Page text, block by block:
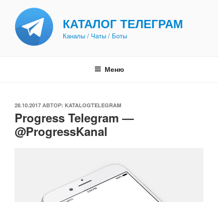
содержимому
КАТАЛОГ ТЕЛЕГРАМ
Каналы / Чаты / Боты
Меню
ОПУБЛИКОВАНО
28.10.2017 АВТОР: KATALOGTELEGRAM
Progress Telegram —
@ProgressKanal